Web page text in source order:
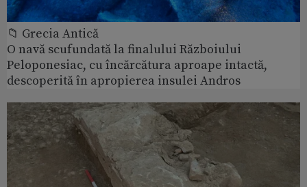
📁 Grecia Antică
O navă scufundată la finalului Războiului
Peloponesiac, cu încărcătura aproape intactă,
descoperită în apropierea insulei Andros